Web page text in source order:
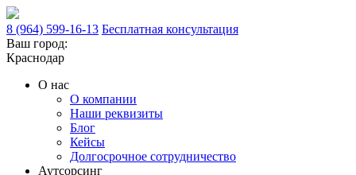
8 (964) 599-16-13 Бесплатная консультация
Ваш город:
Краснодар
О нас
О компании
Наши реквизиты
Блог
Кейсы
Долгосрочное сотрудничество
Аутсорсинг